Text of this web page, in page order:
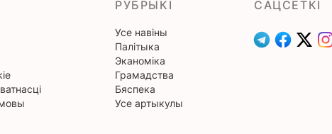
РУБРЫКІ
Усе навіны
Палітыка
Эканоміка
Грамадства
Бяспека
Усе артыкулы
САЦСЕТКІ